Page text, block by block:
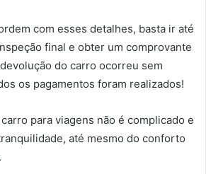
com esses detalhes, basta ir até
final e obter um comprovante
do carro ocorreu sem
os pagamentos foram realizados!
para viagens não é complicado e
até mesmo do conforto